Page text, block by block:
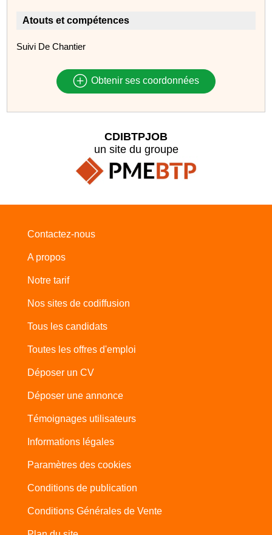
Atouts et compétences
Suivi De Chantier
Obtenir ses coordonnées
CDIBTPJOB
un site du groupe
Contactez-nous
A propos
Notre tarif
Nos sites de codiffusion
Tous les candidats
Toutes les offres d'emploi
Déposer un CV
Déposer une annonce
Témoignages utilisateurs
Informations légales
Paramètres des cookies
Conditions de publication
Conditions Générales de Vente